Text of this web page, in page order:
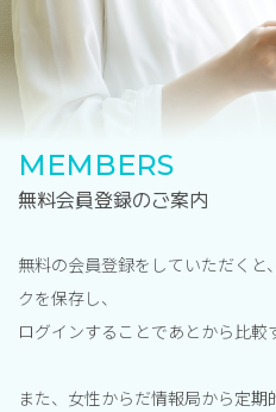
MEMBERS
無料会員登録のご案内
無料の会員登録をしていただくと
クを保存し、
ログインすることであとから比較
また、女性からだ情報局から定